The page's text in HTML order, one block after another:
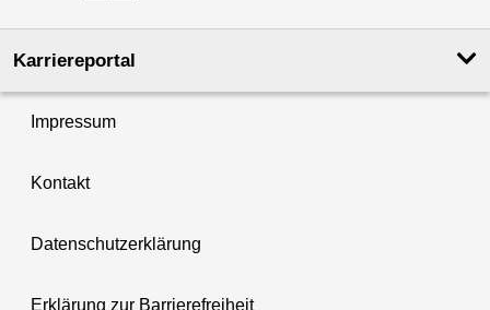
Karriereportal
Impressum
Kontakt
Datenschutzerklärung
Erklärung zur Barrierefreiheit